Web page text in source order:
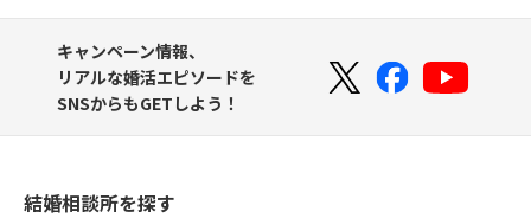
キャンペーン情報、
リアルな婚活エピソードを
SNSからもGETしよう！
結婚相談所を探す